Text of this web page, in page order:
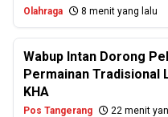
Olahraga 8 menit yang lalu
Wabup Intan Dorong
Permainan Tradisional
KHA
Pos Tangerang 22 menit